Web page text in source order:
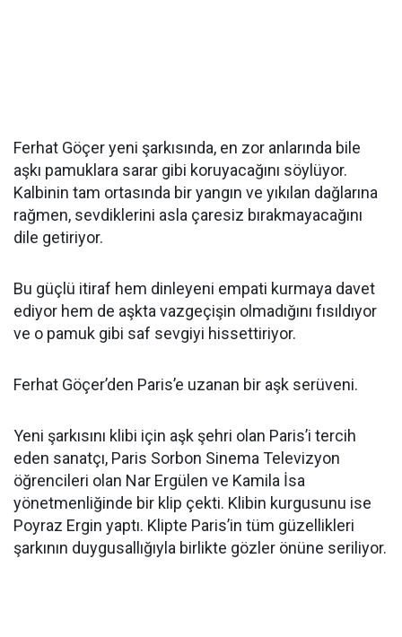
Ferhat Göçer yeni şarkısında, en zor anlarında bile
aşkı pamuklara sarar gibi koruyacağını söylüyor.
Kalbinin tam ortasında bir yangın ve yıkılan dağlarına
rağmen, sevdiklerini asla çaresiz bırakmayacağını
dile getiriyor.
Bu güçlü itiraf hem dinleyeni empati kurmaya davet
ediyor hem de aşkta vazgeçişin olmadığını fısıldıyor
ve o pamuk gibi saf sevgiyi hissettiriyor.
Ferhat Göçer’den Paris’e uzanan bir aşk serüveni.
Yeni şarkısını klibi için aşk şehri olan Paris’i tercih
eden sanatçı, Paris Sorbon Sinema Televizyon
öğrencileri olan Nar Ergülen ve Kamila İsa
yönetmenliğinde bir klip çekti. Klibin kurgusunu ise
Poyraz Ergin yaptı. Klipte Paris’in tüm güzellikleri
şarkının duygusallığıyla birlikte gözler önüne seriliyor.